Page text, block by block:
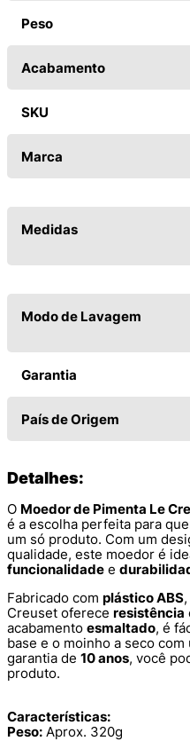
Peso
Acabamento
SKU
Marca
Medidas
Modo de Lavagem
Garantia
País de Origem
Detalhes:
O Moedor de Pimenta Le
é a escolha perfeita para
um só produto. Com um
qualidade, este moedor é
funcionalidade e
Fabricado com plástico ABS
Creuset oferece resistência
acabamento esmaltado, é
base e o moinho a seco
garantia de 10 anos, você
produto.
Características:
Peso: Aprox. 320g